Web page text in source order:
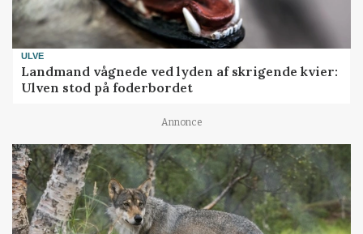
ULVE
Landmand vågnede ved lyden af skrigende kvier:
Ulven stod på foderbordet
Annonce